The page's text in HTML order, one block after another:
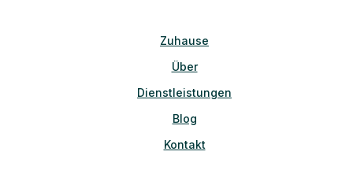
Zuhause
Über
Dienstleistungen
Blog
Kontakt